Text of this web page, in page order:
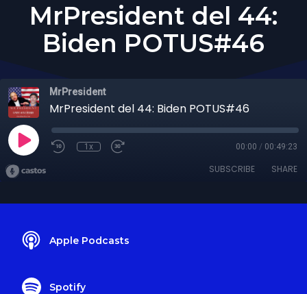
MrPresident del 44:
Biden POTUS#46
MrPresident
MrPresident del 44: Biden POTUS#46
1x 00:00 / 00:49:23
SUBSCRIBE SHARE
Apple Podcasts
Spotify